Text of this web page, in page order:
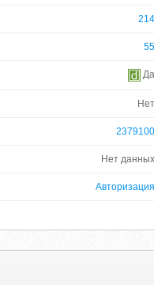
214
55
Да
Нет
2379100
Нет данных
Авторизация